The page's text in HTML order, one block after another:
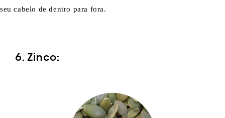
seu cabelo de dentro para fora.
6. Zinco: